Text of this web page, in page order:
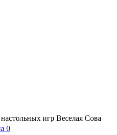
игр Веселая Сова
0